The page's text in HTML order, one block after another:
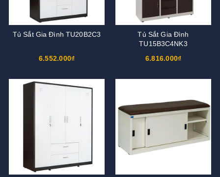
Tủ Sắt Gia Đình TU20B2C3
6.552.000₫
Tủ Sắt Gia Đình
TU15B3C4NK3
6.816.000₫